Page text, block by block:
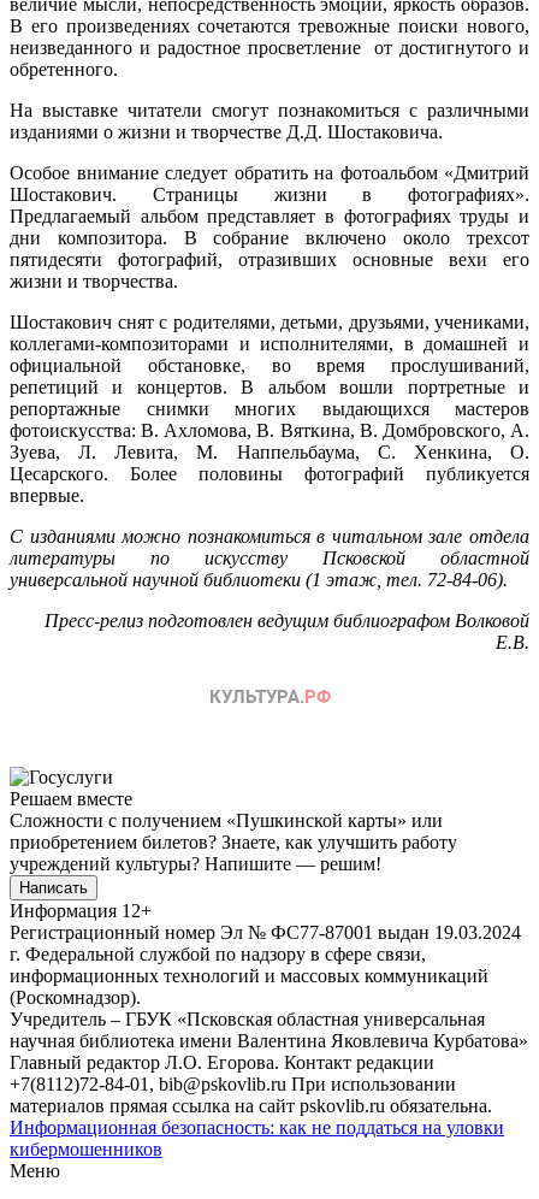
В его произведениях сочетаются тревожные поиски нового,
неизведанного и радостное просветление от достигнутого и
обретенного.
На выставке читатели смогут познакомиться с различными
изданиями о жизни и творчестве Д.Д. Шостаковича.
Особое внимание следует обратить на фотоальбом «Дмитрий
Шостакович. Страницы жизни в фотографиях».
Предлагаемый альбом представляет в фотографиях труды и
дни композитора. В собрание включено около трехсот
пятидесяти фотографий, отразивших основные вехи его
жизни и творчества.
Шостакович снят с родителями, детьми, друзьями, учениками,
коллегами-композиторами и исполнителями, в домашней и
официальной обстановке, во время прослушиваний,
репетиций и концертов. В альбом вошли портретные и
репортажные снимки многих выдающихся мастеров
фотоискусства: В. Ахломова, В. Вяткина, В. Домбровского, А.
Зуева, Л. Левита, М. Наппельбаума, С. Хенкина, О.
Цесарского. Более половины фотографий публикуется
впервые.
С изданиями можно познакомиться в читальном зале отдела
литературы по искусству Псковской областной
универсальной научной библиотеки (1 этаж, тел. 72-84-06).
Пресс-релиз подготовлен ведущим библиографом Волковой
Е.В.
Решаем вместе
Сложности с получением «Пушкинской карты» или
приобретением билетов? Знаете, как улучшить работу
учреждений культуры? Напишите — решим!
Написать
Информация 12+
Регистрационный номер Эл № ФС77-87001 выдан 19.03.2024
г. Федеральной службой по надзору в сфере связи,
информационных технологий и массовых коммуникаций
(Роскомнадзор).
Учредитель – ГБУК «Псковская областная универсальная
научная библиотека имени Валентина Яковлевича Курбатова»
Главный редактор Л.О. Егорова. Контакт редакции
+7(8112)72-84-01, bib@pskovlib.ru При использовании
материалов прямая ссылка на сайт pskovlib.ru обязательна.
Информационная безопасность: как не поддаться на уловки
кибермошенников
Меню